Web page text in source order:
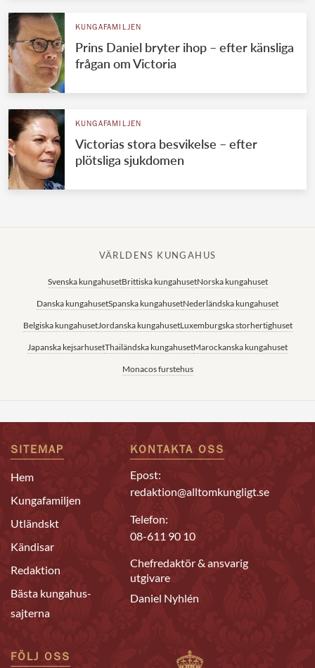
KUNGAFAMILJEN
Prins Daniel bryter ihop – efter känsliga
frågan om Victoria
KUNGAFAMILJEN
Victorias stora besvikelse – efter
plötsliga sjukdomen
VÄRLDENS KUNGAHUS
Svenska kungahusetBrittiska kungahusetNorska kungahuset
Danska kungahusetSpanska kungahusetNederländska kungahuset
Belgiska kungahusetJordanska kungahusetLuxemburgska storhertighuset
Japanska kejsarhusetThailändska kungahusetMarockanska kungahuset
Monacos furstehus
SITEMAP
Hem
Kungafamiljen
Utländskt
Kändisar
Redaktion
Bästa kungahus-
sajterna
KONTAKTA OSS
Epost:
redaktion@alltomkungligt.se
Telefon:
08-611 90 10
Chefredaktör & ansvarig
utgivare
Daniel Nyhlén
FÖLJ OSS